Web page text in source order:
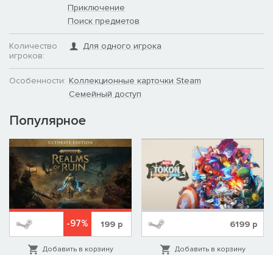
Приключение
Поиск предметов
Количество
игроков:
Для одного игрока
Особенности: Коллекционные карточки Steam
Семейный доступ
Популярное
-97% 199р
Добавить в корзину
6199 р
Добавить в корзину